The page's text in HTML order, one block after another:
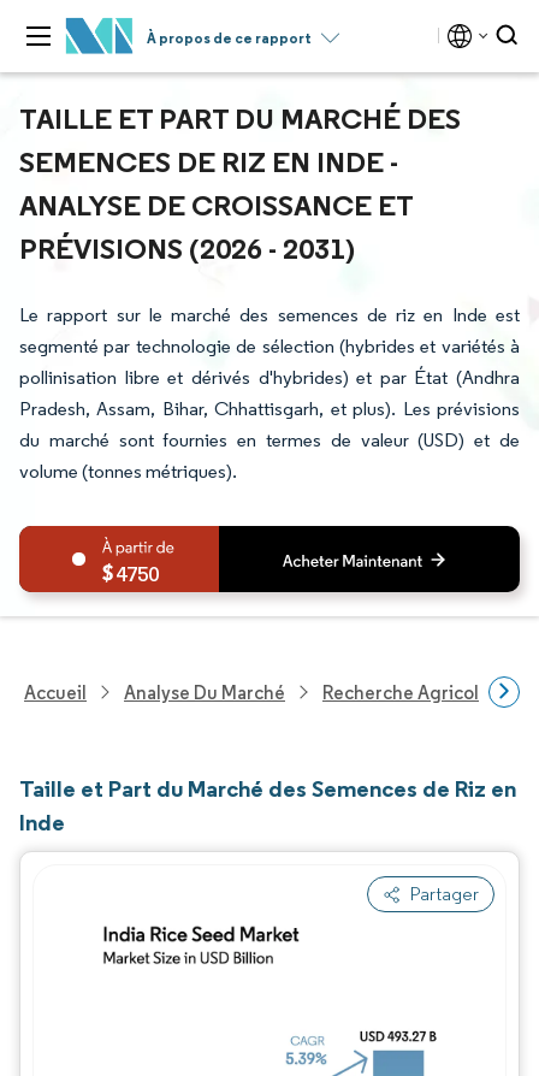
À propos de ce rapport
TAILLE ET PART DU MARCHÉ DES
SEMENCES DE RIZ EN INDE -
ANALYSE DE CROISSANCE ET
PRÉVISIONS (2026 - 2031)
Le rapport sur le marché des semences de riz en Inde est
segmenté par technologie de sélection (hybrides et variétés à
pollinisation libre et dérivés d'hybrides) et par État (Andhra
Pradesh, Assam, Bihar, Chhattisgarh, et plus). Les prévisions
du marché sont fournies en termes de valeur (USD) et de
volume (tonnes métriques).
4750
Accueil Analyse Du Marché Recherche Agricole
Taille et Part du Marché des Semences de Riz en
Inde
Partager